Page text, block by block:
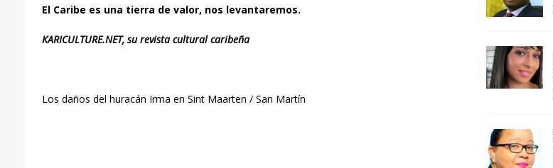
El Caribe es una tierra de valor, nos levantaremos.
KARICULTURE.NET, su revista cultural caribeña
Los daños del huracán Irma en Sint Maarten / San Martín